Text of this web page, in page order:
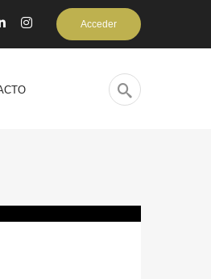
Acceder